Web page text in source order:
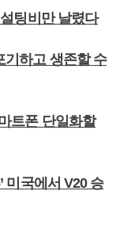
팅비만 날렸다
기하고 생존할 수
트폰 단일화할
미국에서 V20 승